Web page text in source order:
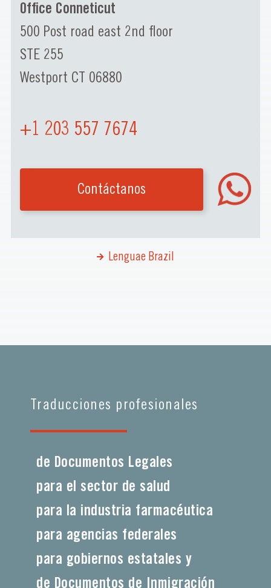
Office Conneticut
500 Post road east 2nd floor
STE 255
Westport CT 06880
+1 203 557 7674
Contáctanos
Lenguae Brazil
Traducciones profesionales
de Documentos Legales
para el sector de salud
para la industria farmacéutica
para agencias federales
para gobiernos estatales y
de Documentos de Inmigración